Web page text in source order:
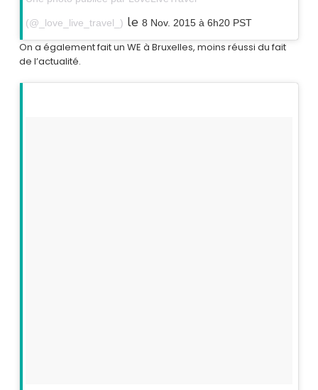
(@_love_live_travel_) le 8 Nov. 2015 à 6h20 PST
On a également fait un WE à Bruxelles, moins réussi du fait
de l’actualité.